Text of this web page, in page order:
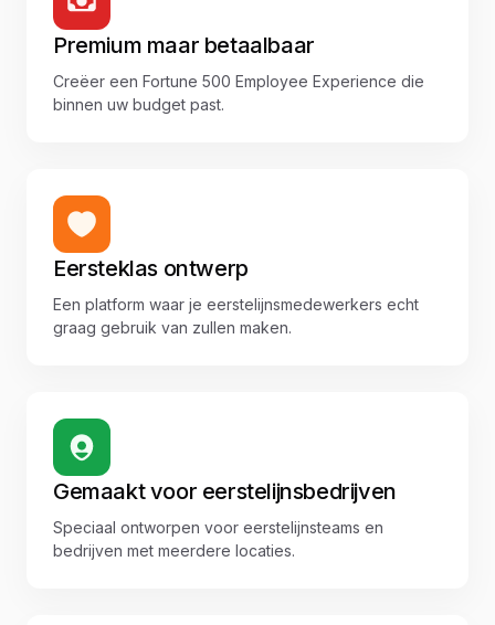
Premium maar betaalbaar
Creëer een Fortune 500 Employee Experience die
binnen uw budget past.
Eersteklas ontwerp
Een platform waar je eerstelijnsmedewerkers echt
graag gebruik van zullen maken.
Gemaakt voor eerstelijnsbedrijven
Speciaal ontworpen voor eerstelijnsteams en
bedrijven met meerdere locaties.